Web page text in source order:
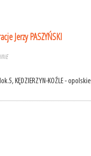
Jerzy PASZYŃSKI
KĘDZIERZYN-KOŹLE - opolskie